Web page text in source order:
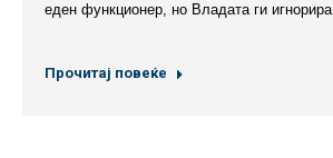
еден функционер, но Владата ги
Прочитај повеќе